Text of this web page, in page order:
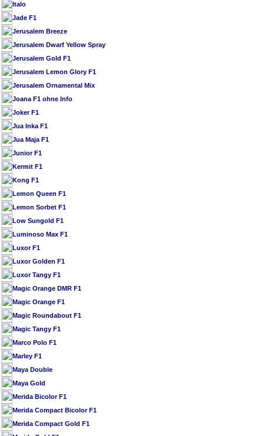
Italo
Jade F1
Jerusalem Breeze
Jerusalem Dwarf Yellow Spray
Jerusalem Gold F1
Jerusalem Lemon Glory F1
Jerusalem Ornamental Mix
Joana F1 ohne Info
Joker F1
Jua Inka F1
Jua Maja F1
Junior F1
Kermit F1
Kong F1
Lemon Queen F1
Lemon Sorbet F1
Low Sungold F1
Luminoso Max F1
Luxor F1
Luxor Golden F1
Luxor Tangy F1
Magic Orange DMR F1
Magic Orange F1
Magic Roundabout F1
Magic Tangy F1
Marco Polo F1
Marley F1
Maya Double
Maya Gold
Merida Bicolor F1
Merida Compact Bicolor F1
Merida Compact Gold F1